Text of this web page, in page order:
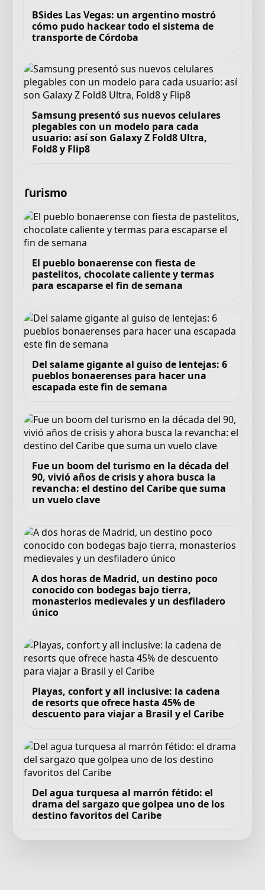
BSides Las Vegas: un argentino mostró
cómo pudo hackear todo el sistema de
transporte de Córdoba
Samsung presentó sus nuevos celulares
plegables con un modelo para cada
usuario: así son Galaxy Z Fold8 Ultra,
Fold8 y Flip8
Turismo
El pueblo bonaerense con fiesta de
pastelitos, chocolate caliente y termas
para escaparse el fin de semana
Del salame gigante al guiso de lentejas: 6
pueblos bonaerenses para hacer una
escapada este fin de semana
Fue un boom del turismo en la década del
90, vivió años de crisis y ahora busca la
revancha: el destino del Caribe que suma
un vuelo clave
A dos horas de Madrid, un destino poco
conocido con bodegas bajo tierra,
monasterios medievales y un desfiladero
único
Playas, confort y all inclusive: la cadena
de resorts que ofrece hasta 45% de
descuento para viajar a Brasil y el Caribe
Del agua turquesa al marrón fétido: el
drama del sargazo que golpea uno de los
destino favoritos del Caribe